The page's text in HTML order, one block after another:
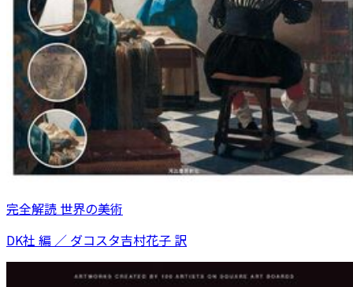
完全解読 世界の美術
DK社 編 ／ ダコスタ吉村花子 訳